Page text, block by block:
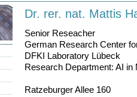
Dr. rer. nat. Mattis
Senior Reseacher
German Research Center
DFKI Laboratory Lübeck
Research Department: AI
Ratzeburger Allee 160